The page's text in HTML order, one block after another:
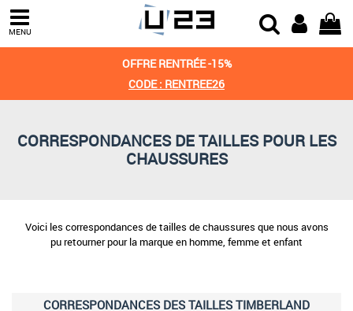
MENU
OFFRE RENTRÉE -15%
CODE : RENTREE26
CORRESPONDANCES DE TAILLES POUR LES
CHAUSSURES
Voici les correspondances de tailles de chaussures que nous avons
pu retourner pour la marque en homme, femme et enfant
CORRESPONDANCES DES TAILLES TIMBERLAND